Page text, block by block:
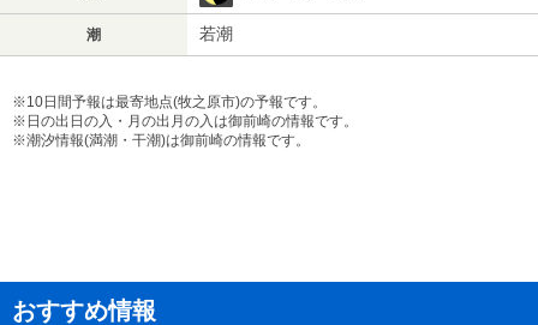
潮 若潮
※10日間予報は最寄地点(牧之原市)の予報です。
※日の出日の入・月の出月の入は御前崎の情報です。
※潮汐情報(満潮・干潮)は御前崎の情報です。
おすすめ情報